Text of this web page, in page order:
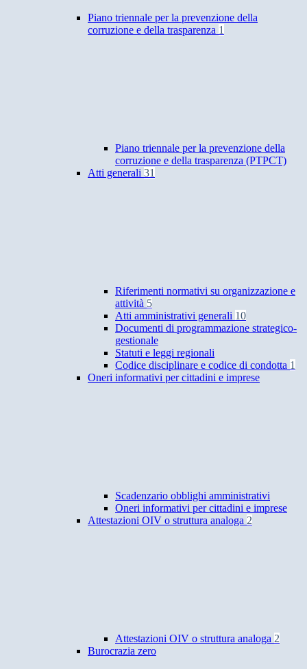
Piano triennale per la prevenzione della
corruzione e della trasparenza 1
Piano triennale per la prevenzione della
corruzione e della trasparenza (PTPCT)
Atti generali 31
Riferimenti normativi su organizzazione e
attività 5
Atti amministrativi generali 10
Documenti di programmazione strategico-
gestionale
Statuti e leggi regionali
Codice disciplinare e codice di condotta 1
Oneri informativi per cittadini e imprese
Scadenzario obblighi amministrativi
Oneri informativi per cittadini e imprese
Attestazioni OIV o struttura analoga 2
Attestazioni OIV o struttura analoga 2
Burocrazia zero